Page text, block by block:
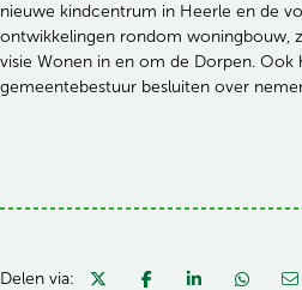
nieuwe kindcentrum in Heerle en de
ontwikkelingen rondom woningbouw,
visie Wonen in en om de Dorpen. Ook
gemeentebestuur besluiten over
Delen via: